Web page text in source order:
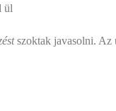
ül
szoktak javasolni. Az